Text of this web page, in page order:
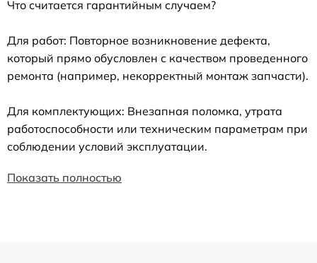
Что считается гарантийным случаем?
Для работ: Повторное возникновение дефекта,
который прямо обусловлен с качеством проведенного
ремонта (например, некорректный монтаж запчасти).
Для комплектующих: Внезапная поломка, утрата
работоспособности или техническим параметрам при
соблюдении условий эксплуатации.
Показать полностью